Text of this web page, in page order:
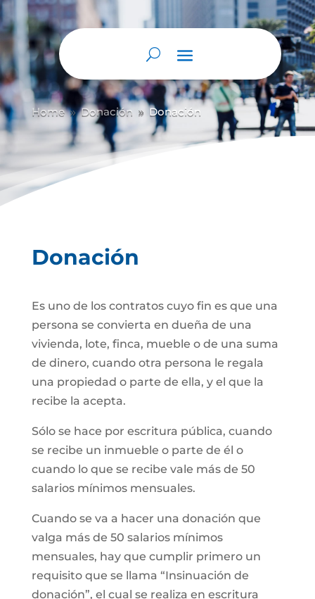
Abrir barra de herramientas
Home 9 Donación 9 Donación
Donación
Es uno de los contratos cuyo fin es que una
persona se convierta en dueña de una
vivienda, lote, finca, mueble o de una suma
de dinero, cuando otra persona le regala
una propiedad o parte de ella, y el que la
recibe la acepta.
Sólo se hace por escritura pública, cuando
se recibe un inmueble o parte de él o
cuando lo que se recibe vale más de 50
salarios mínimos mensuales.
Cuando se va a hacer una donación que
valga más de 50 salarios mínimos
mensuales, hay que cumplir primero un
requisito que se llama “Insinuación de
donación”, el cual se realiza en escritura